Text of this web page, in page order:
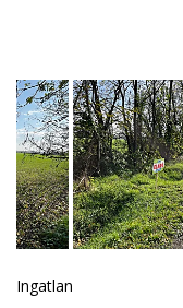
Ingatlan